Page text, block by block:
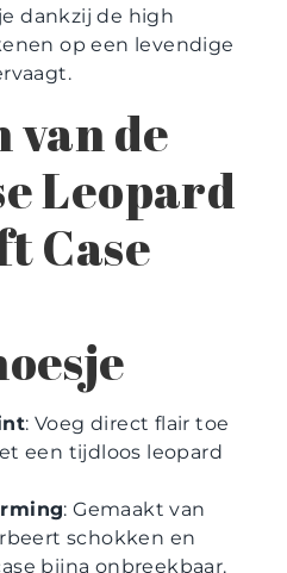
dankzij de high
op een levendige
van de
Leopard
Case
: Voeg direct flair toe
een tijdloos leopard
: Gemaakt van
schokken en
bijna onbreekbaar.